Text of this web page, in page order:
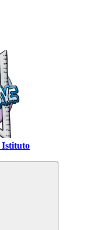
Istituto